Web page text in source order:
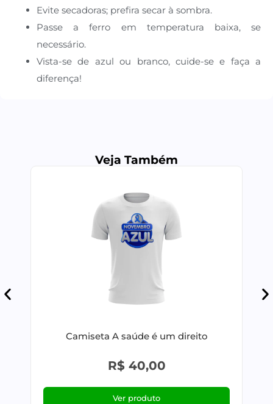
Evite secadoras; prefira secar à sombra.
Passe a ferro em temperatura baixa, se
necessário.
Vista-se de azul ou branco, cuide-se e faça a
diferença!
Veja Também
Camiseta A saúde é um direito
R$40,00
Ver produto